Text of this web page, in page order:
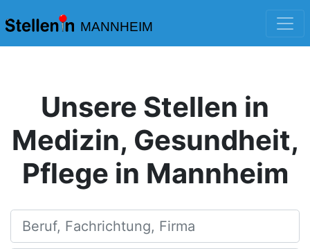
MANNHEIM
Unsere Stellen in
Medizin, Gesundheit,
Pflege in Mannheim
Beruf, Fachrichtung, Firma